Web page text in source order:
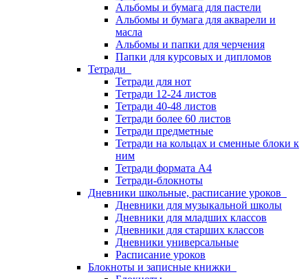
Альбомы и бумага для пастели
Альбомы и бумага для акварели и
масла
Альбомы и папки для черчения
Папки для курсовых и дипломов
Тетради
Тетради для нот
Тетради 12-24 листов
Тетради 40-48 листов
Тетради более 60 листов
Тетради предметные
Тетради на кольцах и сменные блоки к
ним
Тетради формата А4
Тетради-блокноты
Дневники школьные, расписание уроков
Дневники для музыкальной школы
Дневники для младших классов
Дневники для старших классов
Дневники универсальные
Расписание уроков
Блокноты и записные книжки